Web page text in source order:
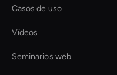
Casos de uso
Vídeos
Seminarios web